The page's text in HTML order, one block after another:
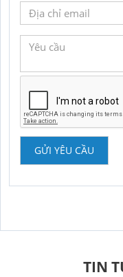
GỬI YÊU CẦU
TIN